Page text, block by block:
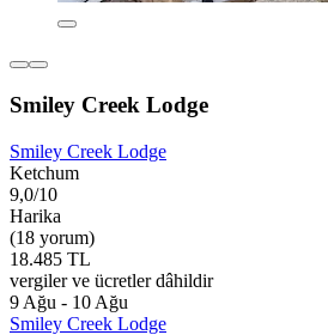
Smiley Creek Lodge
Smiley Creek Lodge
Ketchum
9,0/10
Harika
(18 yorum)
18.485 TL
vergiler ve ücretler dâhildir
9 Ağu - 10 Ağu
Smiley Creek Lodge